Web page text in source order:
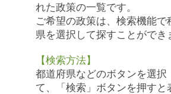
れた政策の一覧です。
ご希望の政策は、検索機能で
県を選択して探すことができ
【検索方法】
都道府県などのボタンを選択
て、「検索」ボタンを押すと